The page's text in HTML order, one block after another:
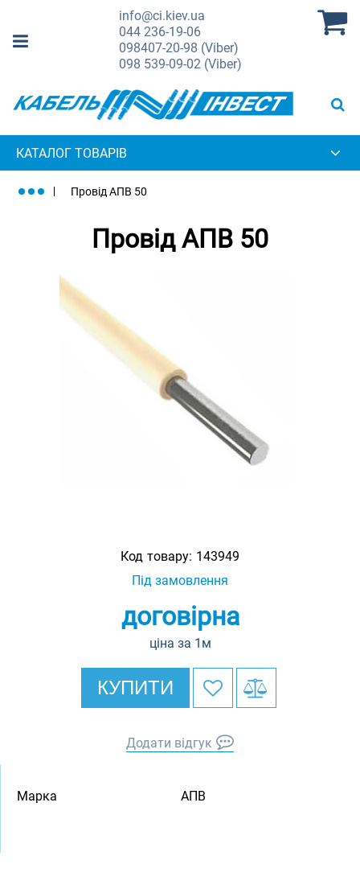
info@ci.kiev.ua
044236-19-06
098407-20-98 (Viber)
098 539-09-02 (Viber)
КАТАЛОГ ТОВАРІВ
Провід АПВ 50
Провід АПВ 50
Код товару: 143949
Під замовлення
договірна
ціна за 1м
КУПИТИ
Додати відгук
Марка АПВ